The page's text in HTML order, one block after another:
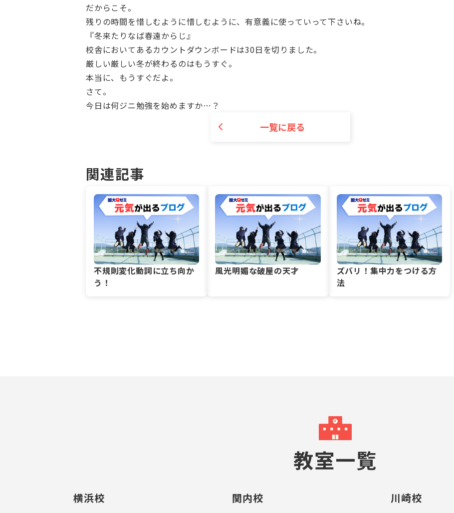
だからこそ。
残りの時間を惜しむように惜しむように、有意義に使っていって下さいね。
『冬来たりなば春遠からじ』
校舎においてあるカウントダウンボードは30日を切りました。
厳しい厳しい冬が終わるのはもうすぐ。
本当に、もうすぐだよ。
さて。
今日は何ジニ勉強を始めますか…？
一覧に戻る
関連記事
不規則変化動詞に立ち向か
う！
風光明媚な破屋の天才
ズバリ！集中力をつける方
法
教室一覧
横浜校 関内校 川崎校